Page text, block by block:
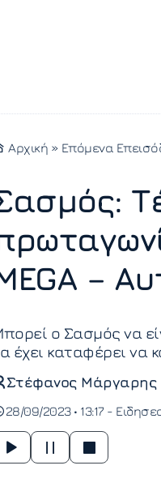
Αρχική » Επόμενα
–
ο Σασμός να
έχει καταφέρει να
Στέφανος Μάργαρης
28/09/2023 • 13:17 -